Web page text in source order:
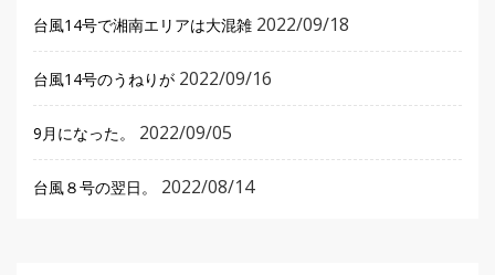
台風14号で湘南エリアは大混雑 2022/09/18
台風14号のうねりが 2022/09/16
9月になった。 2022/09/05
台風８号の翌日。 2022/08/14